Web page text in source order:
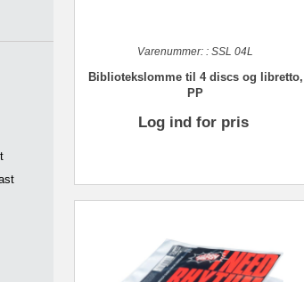
Varenummer: : SSL 04L
Bibliotekslomme til 4 discs og libretto,
PP
Log ind for pris